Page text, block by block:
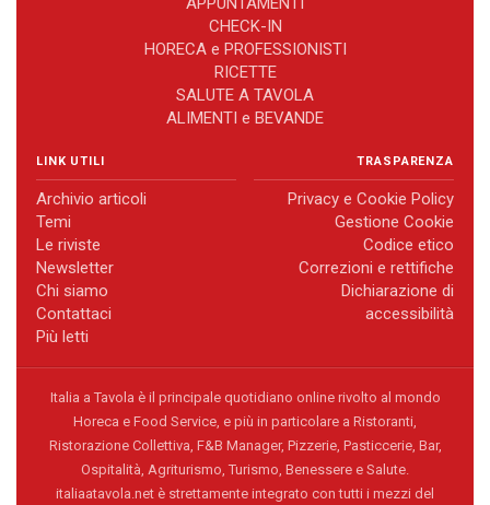
CHECK-IN
HORECA e PROFESSIONISTI
RICETTE
SALUTE A TAVOLA
ALIMENTI e BEVANDE
LINK UTILI
Archivio articoli
Temi
Le riviste
Newsletter
Chi siamo
Contattaci
Più letti
TRASPARENZA
Privacy e Cookie Policy
Gestione Cookie
Codice etico
Correzioni e rettifiche
Dichiarazione di
accessibilità
Italia a Tavola è il principale quotidiano online rivolto al mondo
Horeca e Food Service, e più in particolare a Ristoranti,
Ristorazione Collettiva, F&B Manager, Pizzerie, Pasticcerie, Bar,
Ospitalità, Agriturismo, Turismo, Benessere e Salute.
italiaatavola.net è strettamente integrato con tutti i mezzi del